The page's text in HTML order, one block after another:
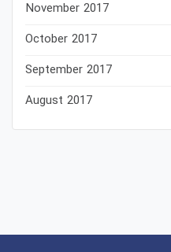
November 2017
October 2017
September 2017
August 2017